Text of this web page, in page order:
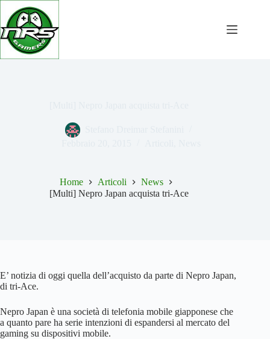
Salta
contenuto
Home Articoli
News
[Multi] Nepro Japan acquista tri-Ace
E’ notizia di oggi quella dell’acquisto da parte di Nepro Japan,
di tri-Ace.
Nepro Japan è una società di telefonia mobile giapponese che
a quanto pare ha serie intenzioni di espandersi al mercato del
gaming su dispositivi mobile.